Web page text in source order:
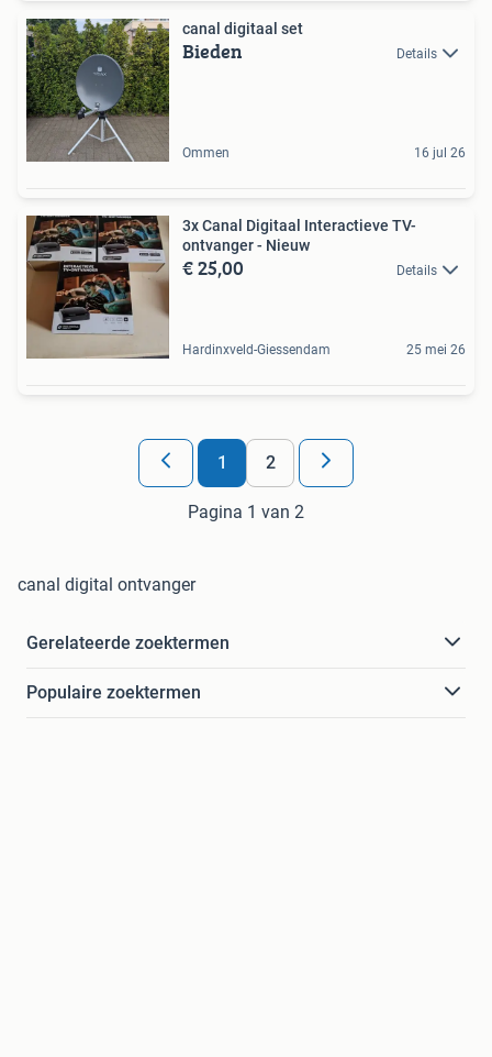
canal digitaal set
Bieden Details
Ommen 16 jul 26
3x Canal Digitaal Interactieve TV-
ontvanger - Nieuw
€ 25,00 Details
Hardinxveld-Giessendam 25 mei 26
1 2
Pagina 1 van 2
canal digital ontvanger
Gerelateerde zoektermen
Populaire zoektermen